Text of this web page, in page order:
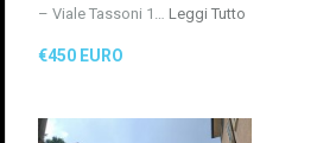
– Viale Tassoni 1… Leggi Tutto
€450 EURO